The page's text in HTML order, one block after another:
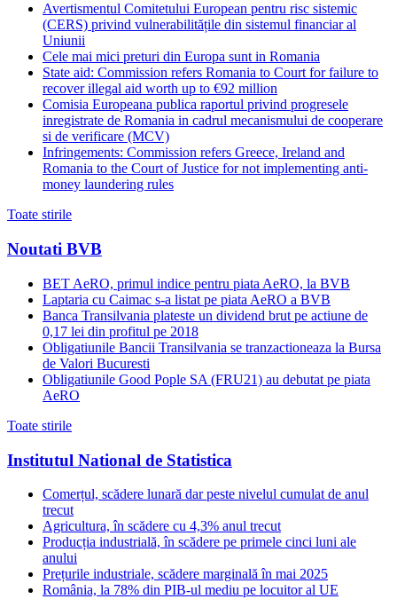
Avertismentul Comitetului European pentru risc sistemic
(CERS) privind vulnerabilitățile din sistemul financiar al
Uniunii
Cele mai mici preturi din Europa sunt in Romania
State aid: Commission refers Romania to Court for failure to
recover illegal aid worth up to €92 million
Comisia Europeana publica raportul privind progresele
inregistrate de Romania in cadrul mecanismului de cooperare
si de verificare (MCV)
Infringements: Commission refers Greece, Ireland and
Romania to the Court of Justice for not implementing anti-
money laundering rules
Toate stirile
Noutati BVB
BET AeRO, primul indice pentru piata AeRO, la BVB
Laptaria cu Caimac s-a listat pe piata AeRO a BVB
Banca Transilvania plateste un dividend brut pe actiune de
0,17 lei din profitul pe 2018
Obligatiunile Bancii Transilvania se tranzactioneaza la Bursa
de Valori Bucuresti
Obligatiunile Good Pople SA (FRU21) au debutat pe piata
AeRO
Toate stirile
Institutul National de Statistica
Comerțul, scădere lunară dar peste nivelul cumulat de anul
trecut
Agricultura, în scădere cu 4,3% anul trecut
Producția industrială, în scădere pe primele cinci luni ale
anului
Prețurile industriale, scădere marginală în mai 2025
România, la 78% din PIB-ul mediu pe locuitor al UE